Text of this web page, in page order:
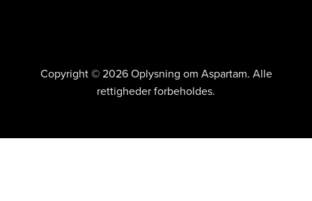
Copyright © 2026 Oplysning om Aspartam. Alle
rettigheder forbeholdes.